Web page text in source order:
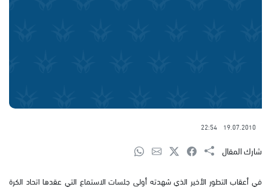
19.07.2010
22:54
شارك المقال
في أعقاب التطور الأخير الذي شهدته أولى جلسات الاستماع التي عقدها اتحاد الكرة